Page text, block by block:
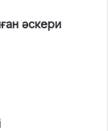
әскери